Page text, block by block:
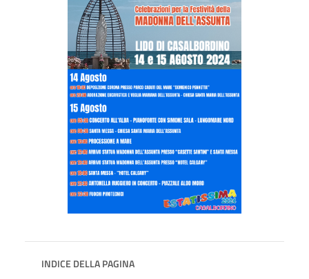
INDICE DELLA PAGINA